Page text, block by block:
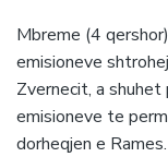
Mbreme (4
emisioneve
Zvernecit, a
emisioneve te
dorheqjen e